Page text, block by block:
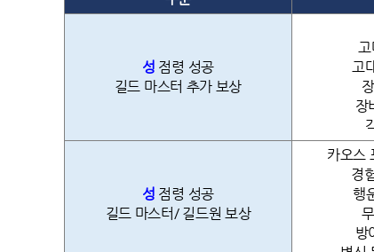
성 점령 성공
길드 마스터 추가 보상
고
장
성 점령 성공
길드 마스터/ 길드원 보상
카오스
경
행
방